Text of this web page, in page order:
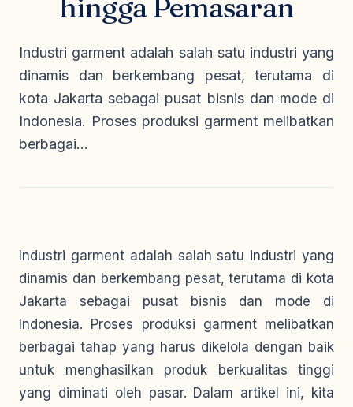
Seragam Medis
Seragam Cleaning Service
Kaos Safety
Olahragahingga Pemasaran
Industri garment adalah salah satu industri yang
dinamis dan berkembang pesat, terutama di
kota Jakarta sebagai pusat bisnis dan mode di
Indonesia. Proses produksi garment melibatkan
berbagai...
Industri garment adalah salah satu industri yang
dinamis dan berkembang pesat, terutama di kota
Jakarta sebagai pusat bisnis dan mode di
Indonesia. Proses produksi garment melibatkan
berbagai tahap yang harus dikelola dengan baik
untuk menghasilkan produk berkualitas tinggi
yang diminati oleh pasar. Dalam artikel ini, kita